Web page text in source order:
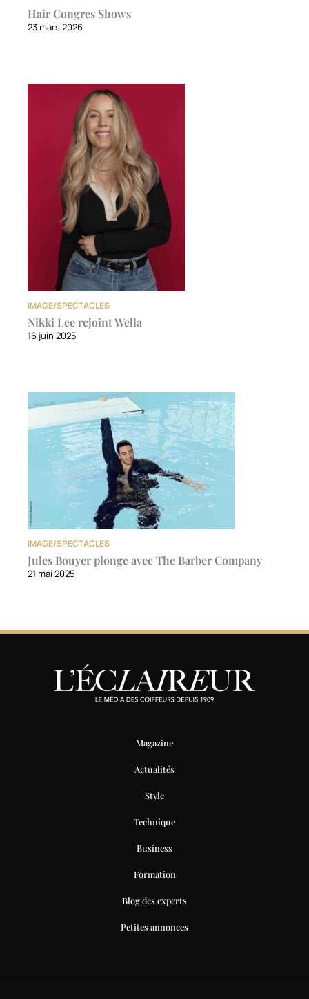
Hair Congres Shows
23 mars 2026
IMAGE/SPECTACLES
Nikki Lee rejoint Wella
16 juin 2025
IMAGE/SPECTACLES
Jules Bouyer plonge avec The Barber Company
21 mai 2025
Magazine
Actualités
Style
Technique
Business
Formation
Blog des experts
Petites annonces